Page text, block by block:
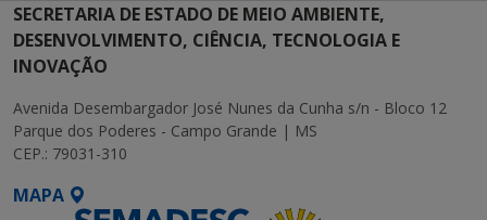
SECRETARIA DE ESTADO DE MEIO AMBIENTE,
DESENVOLVIMENTO, CIÊNCIA, TECNOLOGIA E
INOVAÇÃO
Avenida Desembargador José Nunes da Cunha s/n - Bloco 12
Parque dos Poderes - Campo Grande | MS
CEP.: 79031-310
MAPA